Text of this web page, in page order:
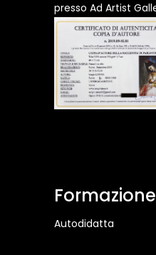
presso Ad Artist
Formazione
Autodidatta